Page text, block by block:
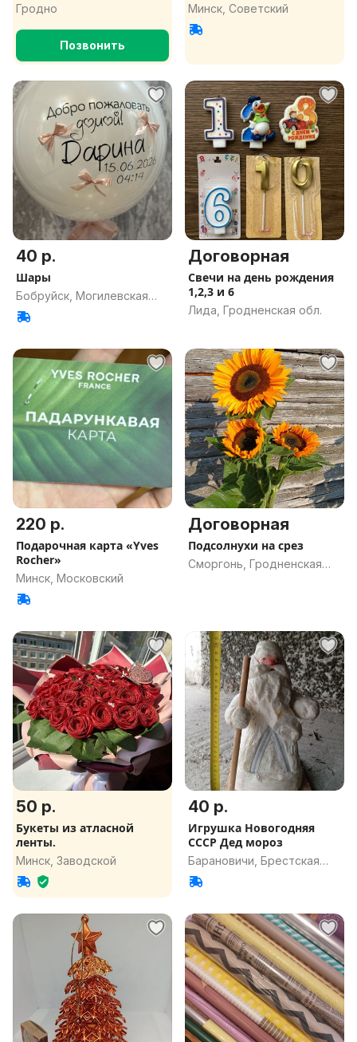
Гродно
Позвонить
Минск, Советский
40 р.
Шары
Бобруйск, Могилевская
обл.
Договорная
Свечи на день рождения
1,2,3 и 6
Лида, Гродненская обл.
220 р.
Подарочная карта «Yves
Rocher»
Минск, Московский
Договорная
Подсолнухи на срез
Сморгонь, Гродненская
50 р.
Букеты из атласной
ленты.
Минск, Заводской
40 р.
Игрушка Новогодняя
СССР Дед мороз
Барановичи, Брестская
обл.